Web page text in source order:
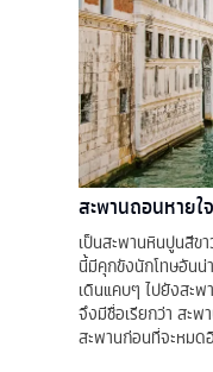
สะพานถอนหายใจ
เป็นสะพานหินปูนสีข
นี้มีคุกขังนักโทษอัน
เดินแคบๆ ไปยังสะ
จึงมีชื่อเรียกว่า สะพ
สะพานก่อนที่จะหมด